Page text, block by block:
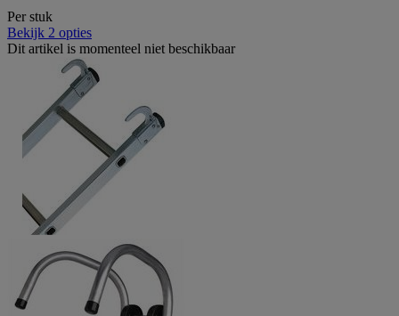
Per stuk
Bekijk 2 opties
Dit artikel is momenteel niet beschikbaar